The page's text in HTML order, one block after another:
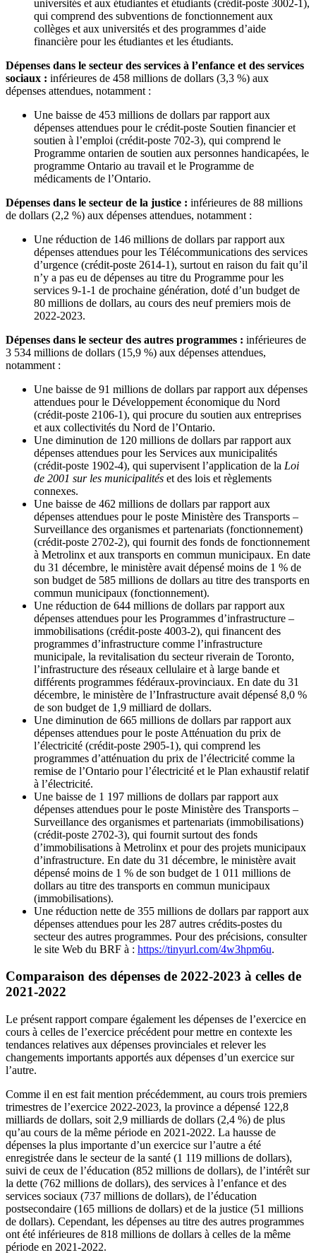
universités et aux étudiantes et étudiants (crédit-poste 3002-1),
qui comprend des subventions de fonctionnement aux
collèges et aux universités et des programmes d’aide
financière pour les étudiantes et les étudiants.
Dépenses dans le secteur des services à l’enfance et des services
sociaux : inférieures de 458 millions de dollars (3,3 %) aux
dépenses attendues, notamment :
Une baisse de 453 millions de dollars par rapport aux
dépenses attendues pour le crédit-poste Soutien financier et
soutien à l’emploi (crédit-poste 702-3), qui comprend le
Programme ontarien de soutien aux personnes handicapées, le
programme Ontario au travail et le Programme de
médicaments de l’Ontario.
Dépenses dans le secteur de la justice : inférieures de 88 millions
de dollars (2,2 %) aux dépenses attendues, notamment :
Une réduction de 146 millions de dollars par rapport aux
dépenses attendues pour les Télécommunications des services
d’urgence (crédit-poste 2614-1), surtout en raison du fait qu’il
n’y a pas eu de dépenses au titre du Programme pour les
services 9-1-1 de prochaine génération, doté d’un budget de
80 millions de dollars, au cours des neuf premiers mois de
2022-2023.
Dépenses dans le secteur des autres programmes : inférieures de
3 534 millions de dollars (15,9 %) aux dépenses attendues,
notamment :
Une baisse de 91 millions de dollars par rapport aux dépenses
attendues pour le Développement économique du Nord
(crédit-poste 2106-1), qui procure du soutien aux entreprises
et aux collectivités du Nord de l’Ontario.
Une diminution de 120 millions de dollars par rapport aux
dépenses attendues pour les Services aux municipalités
(crédit-poste 1902-4), qui supervisent l’application de la Loi
de 2001 sur les municipalités et des lois et règlements
connexes.
Une baisse de 462 millions de dollars par rapport aux
dépenses attendues pour le poste Ministère des Transports –
Surveillance des organismes et partenariats (fonctionnement)
(crédit-poste 2702-2), qui fournit des fonds de fonctionnement
à Metrolinx et aux transports en commun municipaux. En date
du 31 décembre, le ministère avait dépensé moins de 1 % de
son budget de 585 millions de dollars au titre des transports en
commun municipaux (fonctionnement).
Une réduction de 644 millions de dollars par rapport aux
dépenses attendues pour les Programmes d’infrastructure –
immobilisations (crédit-poste 4003-2), qui financent des
programmes d’infrastructure comme l’infrastructure
municipale, la revitalisation du secteur riverain de Toronto,
l’infrastructure des réseaux cellulaire et à large bande et
différents programmes fédéraux-provinciaux. En date du 31
décembre, le ministère de l’Infrastructure avait dépensé 8,0 %
de son budget de 1,9 milliard de dollars.
Une diminution de 665 millions de dollars par rapport aux
dépenses attendues pour le poste Atténuation du prix de
l’électricité (crédit-poste 2905-1), qui comprend les
programmes d’atténuation du prix de l’électricité comme la
remise de l’Ontario pour l’électricité et le Plan exhaustif relatif
à l’électricité.
Une baisse de 1 197 millions de dollars par rapport aux
dépenses attendues pour le poste Ministère des Transports –
Surveillance des organismes et partenariats (immobilisations)
(crédit-poste 2702-3), qui fournit surtout des fonds
d’immobilisations à Metrolinx et pour des projets municipaux
d’infrastructure. En date du 31 décembre, le ministère avait
dépensé moins de 1 % de son budget de 1 011 millions de
dollars au titre des transports en commun municipaux
(immobilisations).
Une réduction nette de 355 millions de dollars par rapport aux
dépenses attendues pour les 287 autres crédits-postes du
secteur des autres programmes. Pour des précisions, consulter
le site Web du BRF à : https://tinyurl.com/4w3hpm6u.
Comparaison des dépenses de 2022-2023 à celles de
2021-2022
Le présent rapport compare également les dépenses de l’exercice en
cours à celles de l’exercice précédent pour mettre en contexte les
tendances relatives aux dépenses provinciales et relever les
changements importants apportés aux dépenses d’un exercice sur
l’autre.
Comme il en est fait mention précédemment, au cours trois premiers
trimestres de l’exercice 2022-2023, la province a dépensé 122,8
milliards de dollars, soit 2,9 milliards de dollars (2,4 %) de plus
qu’au cours de la même période en 2021-2022. La hausse de
dépenses la plus importante d’un exercice sur l’autre a été
enregistrée dans le secteur de la santé (1 119 millions de dollars),
suivi de ceux de l’éducation (852 millions de dollars), de l’intérêt sur
la dette (762 millions de dollars), des services à l’enfance et des
services sociaux (737 millions de dollars), de l’éducation
postsecondaire (165 millions de dollars) et de la justice (51 millions
de dollars). Cependant, les dépenses au titre des autres programmes
ont été inférieures de 818 millions de dollars à celles de la même
période en 2021-2022.